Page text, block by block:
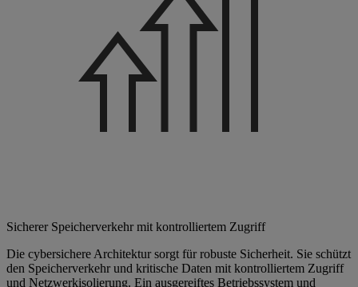
Sicherer Speicherverkehr mit kontrolliertem Zugriff
Die cybersichere Architektur sorgt für robuste Sicherheit. Sie schützt
den Speicherverkehr und kritische Daten mit kontrolliertem Zugriff
und Netzwerkisolierung. Ein ausgereiftes Betriebssystem und